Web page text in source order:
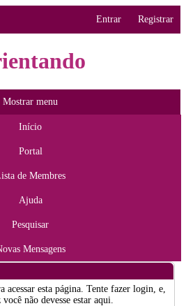
Entrar Registrar
Mostrar menu
Início
Portal
de Membres
Ajuda
Pesquisar
Mensagens
acessar esta página. Tente fazer login, e,
não devesse estar aqui.